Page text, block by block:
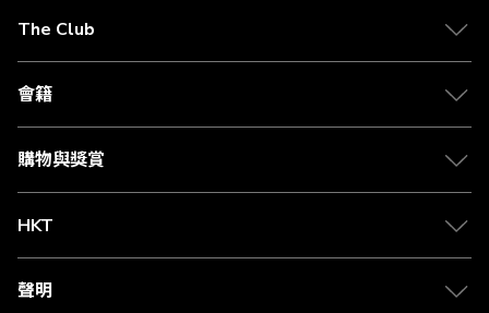
The Club
關於 The Club
合作夥伴
媒體中心
會籍
會籍及專屬禮遇
賺取積分
購物與獎賞
物流與配送
Club Shopping 商品領取站
常見問題
HKT
csl.
1010
聲明